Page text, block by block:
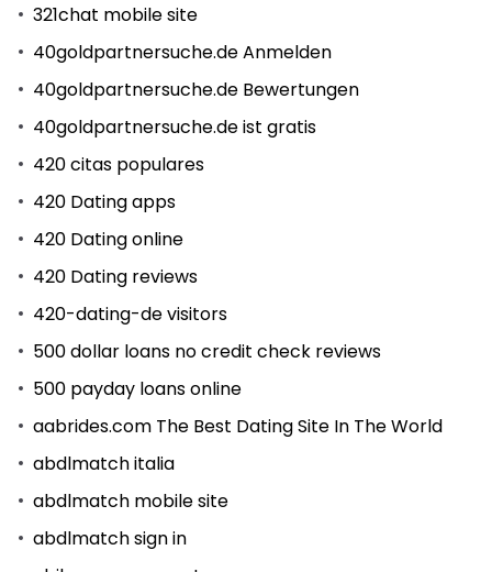
321chat mobile site
40goldpartnersuche.de Anmelden
40goldpartnersuche.de Bewertungen
40goldpartnersuche.de ist gratis
420 citas populares
420 Dating apps
420 Dating online
420 Dating reviews
420-dating-de visitors
500 dollar loans no credit check reviews
500 payday loans online
aabrides.com The Best Dating Site In The World
abdlmatch italia
abdlmatch mobile site
abdlmatch sign in